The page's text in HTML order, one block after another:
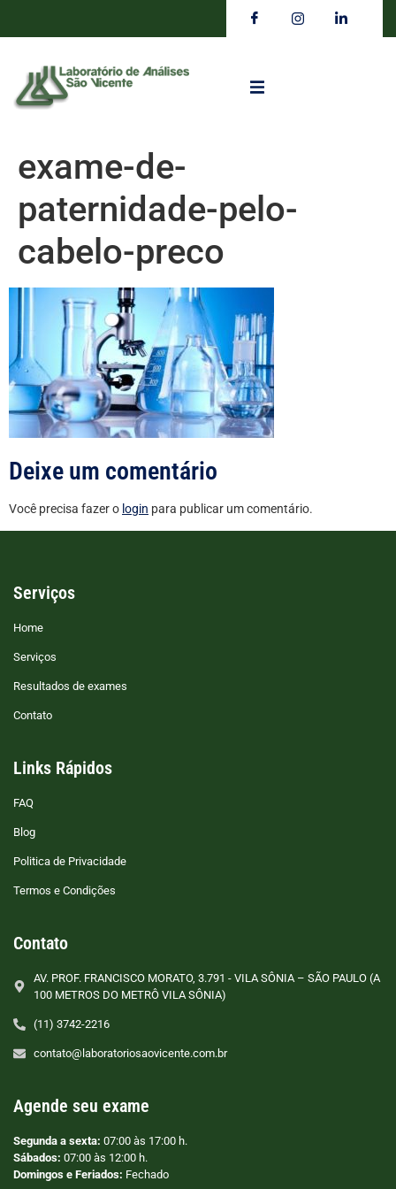
exame-de-
paternidade-pelo-
cabelo-preco
Deixe um comentário
Você precisa fazer o login para publicar um comentário.
Serviços
Home
Serviços
Resultados de exames
Contato
Links Rápidos
FAQ
Blog
Politica de Privacidade
Termos e Condições
Contato
AV. PROF. FRANCISCO MORATO, 3.791 - VILA SÔNIA – SÃO PAULO (A
100 METROS DO METRÔ VILA SÔNIA)
(11) 3742-2216
contato@laboratoriosaovicente.com.br
Agende seu exame
Segunda a sexta: 07:00 às 17:00 h.
Sábados: 07:00 às 12:00 h.
Domingos e Feriados: Fechado